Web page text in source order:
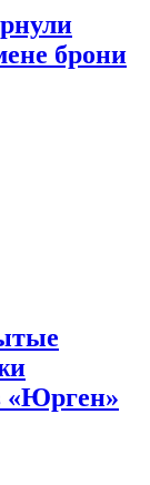
брони
«Юрген»